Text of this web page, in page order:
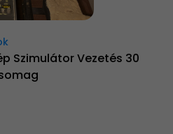
Szimulátor Vezetés 30